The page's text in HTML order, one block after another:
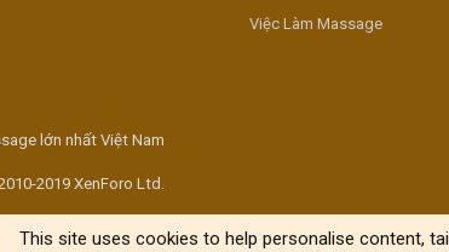
Việc Làm Massage
lớn nhất Việt Nam
2019 XenForo Ltd.
This site uses cookies to help personalise content,